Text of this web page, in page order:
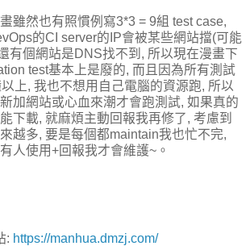
雖然也有照慣例寫3*3 = 9組 test case,
的CI server的IP會被某些網站擋(可能
有個網站是DNS找不到, 所以現在漫畫下
test基本上是廢的, 而且因為所有測試
上, 我也不想用自己電腦的資源跑, 所以
加網站或心血來潮才會跑測試, 如果真的
下載, 就麻煩主動回報我再修了, 考慮到
越多, 要是每個都maintain我也忙不完,
人使用+回報我才會維護~。
: https://manhua.dmzj.com/